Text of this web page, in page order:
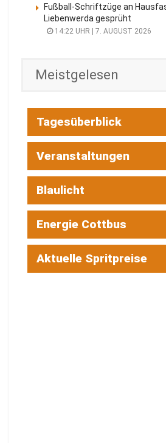
Fußball-Schriftzüge an
Liebenwerda gesprüht
14:22 UHR | 7. AUGUST 2026
Meistgelesen
Tagesüberblick
Veranstaltungen
Blaulicht
Energie Cottbus
Aktuelle Spritpreise